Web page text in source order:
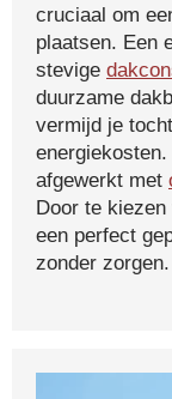
cruciaal om
plaatsen. Een
stevige
duurzame
vermijd je
afgewerkt met
Door te
een perfect
zonder zorgen.